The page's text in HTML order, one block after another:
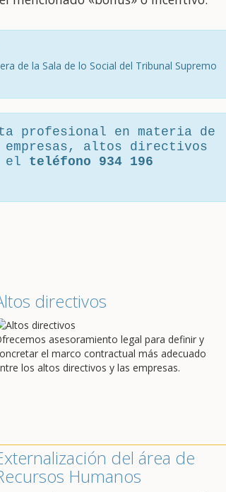
de la Sala de lo Social del Tribunal Supremo
profesional en materia de
empresas, altos directivos
el teléfono 934 196
directivos
asesoramiento legal para definir y
el marco contractual más adecuado
los altos directivos y las empresas.
del área de
Humanos